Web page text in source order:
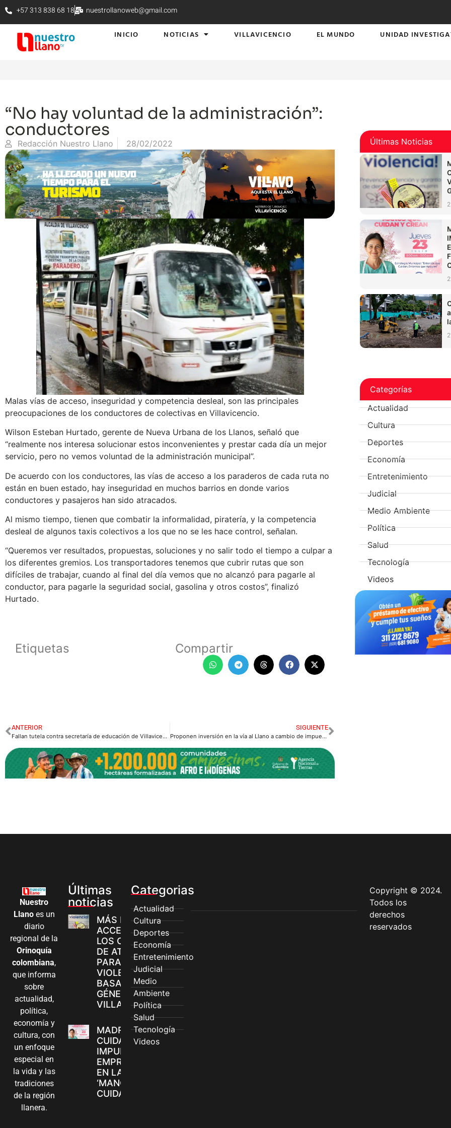
+57 313 838 68 18 nuestrollanoweb@gmail.com
INICIO NOTICIAS VILLAVICENCIO EL MUNDO UNIDAD
“No hay voluntad de la administración”:
conductores
Redacción Nuestro Llano 28/02/2022
Malas vías de acceso, inseguridad y competencia desleal, son las principales
preocupaciones de los conductores de colectivas en Villavicencio.
Wilson Esteban Hurtado, gerente de Nueva Urbana de los Llanos, señaló que
“realmente nos interesa solucionar estos inconvenientes y prestar cada día un mejor
servicio, pero no vemos voluntad de la administración municipal”.
De acuerdo con los conductores, las vías de acceso a los paraderos de cada ruta no
están en buen estado, hay inseguridad en muchos barrios en donde varios
conductores y pasajeros han sido atracados.
Al mismo tiempo, tienen que combatir la informalidad, piratería, y la competencia
desleal de algunos taxis colectivos a los que no se les hace control, señalan.
“Queremos ver resultados, propuestas, soluciones y no salir todo el tiempo a culpar a
los diferentes gremios. Los transportadores tenemos que cubrir rutas que son
difíciles de trabajar, cuando al final del día vemos que no alcanzó para pagarle al
conductor, para pagarle la seguridad social, gasolina y otros costos”, finalizó
Hurtado.
Etiquetas Compartir
ANTERIOR
Fallan tutela contra secretaría de educación de Villavicencio
SIGUIENTE
Proponen inversión en la vía al Llano a cambio de impuestos
Últimas Noticias
Categorías
Actualidad
Cultura
Deportes
Economía
Entretenimiento
Judicial
Medio Ambiente
Política
Salud
Tecnología
Videos
Nuestro
Llanoes un
diario
regional de la
Orinoquía
colombiana,
que informa
sobre
actualidad,
política,
economía y
cultura, con
un enfoque
especial en
la vida y las
tradiciones
de la región
llanera.
Últimas
noticias
MÁS MUJERES
ACCEDEN A
LOS CANALES
DE ATENCIÓN
PARA
VIOLENCIAS
BASADAS EN
GÉNERO EN
VILLAVICENCIO
MADRES
CUIDADORAS
IMPULSAN SUS
EMPRENDIMIENTOS
EN LA FERIA
‘MANOS QUE
CUIDAN Y CREAN’
Categorias
Actualidad
Cultura
Deportes
Economía
Entretenimiento
Judicial
Medio
Ambiente
Política
Salud
Tecnología
Videos
Copyright © 2024.
Todos los
derechos
reservados